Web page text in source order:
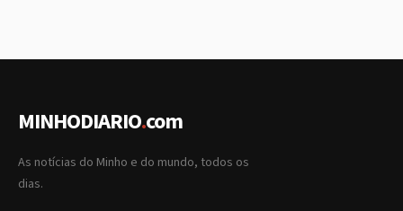
MINHODIARIO.com
As notícias do Minho e do mundo, todos os
dias.